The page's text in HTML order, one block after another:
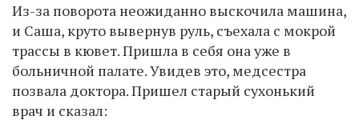
Из-за поворота неожиданно выскочила машина,
и Саша, круто вывернув руль, съехала с мокрой
трассы в кювет. Пришла в себя она уже в
больничной палате. Увидев это, медсестра
позвала доктора. Пришел старый сухонький
врач и сказал: